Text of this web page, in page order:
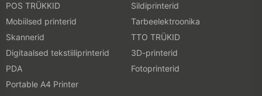
POS TRÜKKID
Sildiprinterid
Mobiilsed printerid
Tarbeelektroonika
Skannerid
TTO TRÜKID
Digitaalsed tekstiiliprinterid
3D-printerid
PDA
Fotoprinterid
Portable A4 Printer